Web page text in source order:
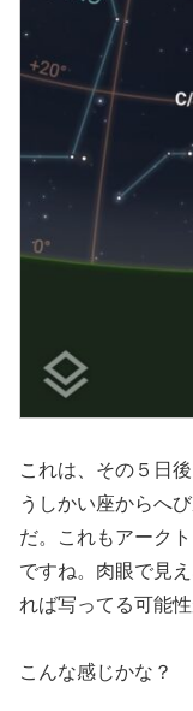
これは、その５日
うしかい座からへ
だ。これもアーク
ですね。肉眼で見
れば写ってる可能
こんな感じかな？